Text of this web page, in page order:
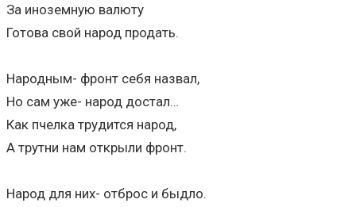
За иноземную валюту
Готова свой народ продать.
Народным- фронт себя назвал,
Но сам уже- народ достал…
Как пчелка трудится народ,
А трутни нам открыли фронт.
Народ для них- отброс и быдло.